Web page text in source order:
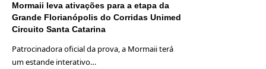
Mormaii leva ativações para a etapa da
Grande Florianópolis do Corridas Unimed
Circuito Santa Catarina
Patrocinadora oficial da prova, a Mormaii terá
um estande interativo…